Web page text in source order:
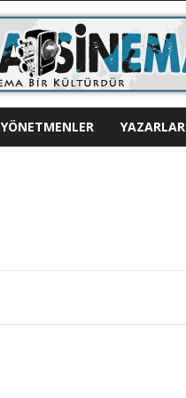
YÖNETMENLER YAZARLAR